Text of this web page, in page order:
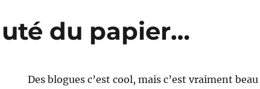
du papier…
Des blogues c’est cool, mais c’est vraiment beau